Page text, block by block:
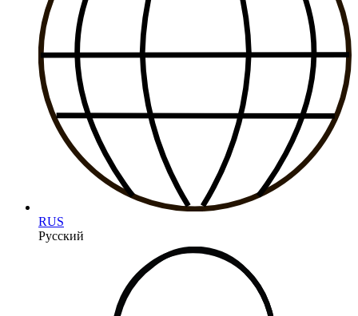
RUS
Русский